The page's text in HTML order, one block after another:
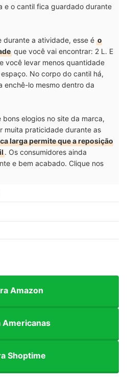
e o cantil fica guardado durante
a atividade, esse é o
que você vai encontrar: 2 L. E
você levar menos quantidade
No corpo do cantil há,
enchê-lo mesmo dentro da
elogios no site da marca,
muita praticidade durante as
larga permite que a reposição
. Os consumidores ainda
e bem acabado. Clique nos
Amazon
Americanas
Shoptime